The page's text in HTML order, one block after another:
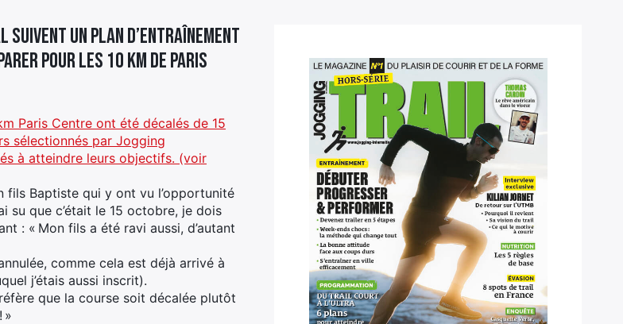
un plan d’entraînement
pour les 10 km de Paris
Paris Centre ont été décalés de 15
sélectionnés par Jogging
à atteindre leurs objectifs. (voir
fils Baptiste qui y ont vu l’opportunité
su que c’était le 15 octobre, je dois
: « Mon fils a été ravi aussi, d’autant
comme cela est déjà arrivé à
j’étais aussi inscrit).
que la course soit décalée plutôt
»